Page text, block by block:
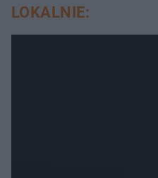
LOKALNIE: